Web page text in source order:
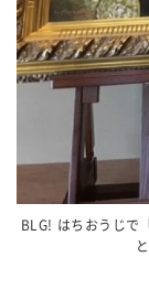
BLG! はちおうじで